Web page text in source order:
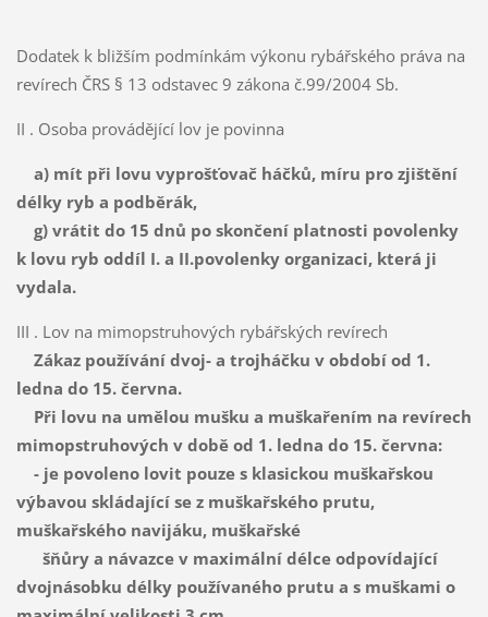
Dodatek k bližším podmínkám výkonu rybářského práva na
revírech ČRS § 13 odstavec 9 zákona č.99/2004 Sb.
II . Osoba provádějící lov je povinna
a) mít při lovu vyprošťovač háčků, míru pro zjištění
délky ryb a podběrák,
g) vrátit do 15 dnů po skončení platnosti povolenky
k lovu ryb oddíl I. a II.povolenky organizaci, která ji
vydala.
III . Lov na mimopstruhových rybářských revírech
Zákaz používání dvoj- a trojháčku v období od 1.
ledna do 15. června.
Při lovu na umělou mušku a muškařením na revírech
mimopstruhových v době od 1. ledna do 15. června:
- je povoleno lovit pouze s klasickou muškařskou
výbavou skládající se z muškařského prutu,
muškařského navijáku, muškařské
šňůry a návazce v maximální délce odpovídající
dvojnásobku délky používaného prutu a s muškami o